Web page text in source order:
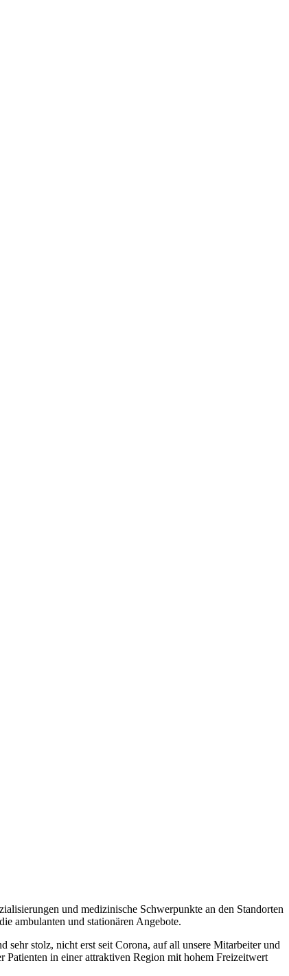
und medizinische Schwerpunkte an den Standorten
ambulanten und stationären Angebote.
sehr stolz, nicht erst seit Corona, auf all unsere Mitarbeiter und
in einer attraktiven Region mit hohem Freizeitwert